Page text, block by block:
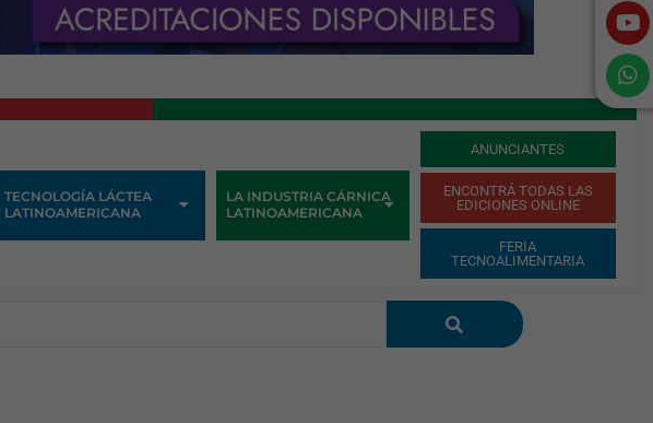
TECNOLOGÍA LÁCTEA
LATINOAMERICANA
LA INDUSTRIA CÁRNICA
LATINOAMERICANA
ANUNCIANTES
ENCONTRÁ TODAS LAS
EDICIONES ONLINE
FERIA
TECNOALIMENTARIA